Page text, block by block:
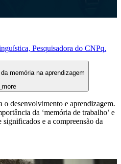
Pesquisadora do CNPq.
memória na aprendizagem
o desenvolvimento e aprendizagem.
da ‘memória de trabalho’ e
e a compreensão da